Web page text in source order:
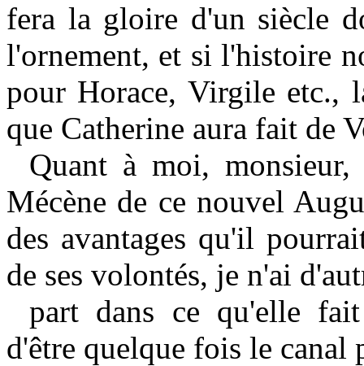
fera la gloire d'un siècle
l'ornement, et si l'histoire
pour Horace, Virgile etc.,
que Catherine aura fait de
Quant à moi,
Mécène de ce nouvel
des avantages qu'il
de ses volontés, je n'ai
part dans ce qu'elle
d'être quelque fois le canal